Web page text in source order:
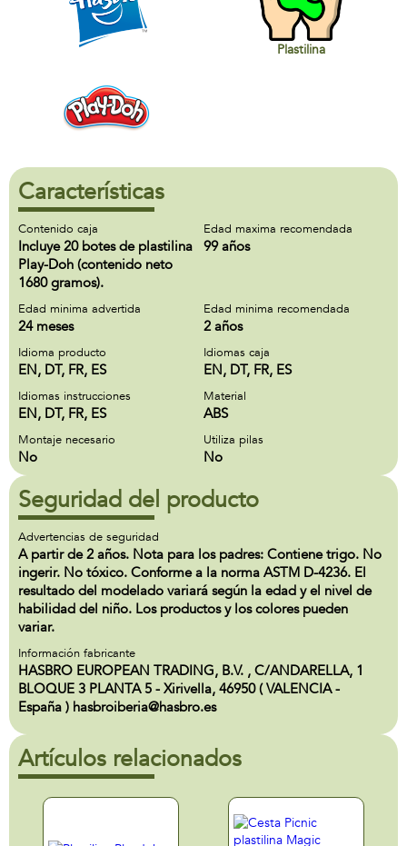
Plastilina
Características
Contenido caja
Incluye 20 botes de plastilina
Play-Doh (contenido neto
1680 gramos).
Edad maxima recomendada
99 años
Edad minima advertida
24 meses
Edad minima recomendada
2 años
Idioma producto
EN, DT, FR, ES
Idiomas caja
EN, DT, FR, ES
Idiomas instrucciones
EN, DT, FR, ES
Material
ABS
Montaje necesario
No
Utiliza pilas
No
Seguridad del producto
Advertencias de seguridad
A partir de 2 años. Nota para los padres: Contiene trigo. No
ingerir. No tóxico. Conforme a la norma ASTM D-4236. El
resultado del modelado variará según la edad y el nivel de
habilidad del niño. Los productos y los colores pueden
variar.
Información fabricante
HASBRO EUROPEAN TRADING, B.V. , C/ANDARELLA, 1
BLOQUE 3 PLANTA 5 - Xirivella, 46950 ( VALENCIA -
España ) hasbroiberia@hasbro.es
Artículos relacionados